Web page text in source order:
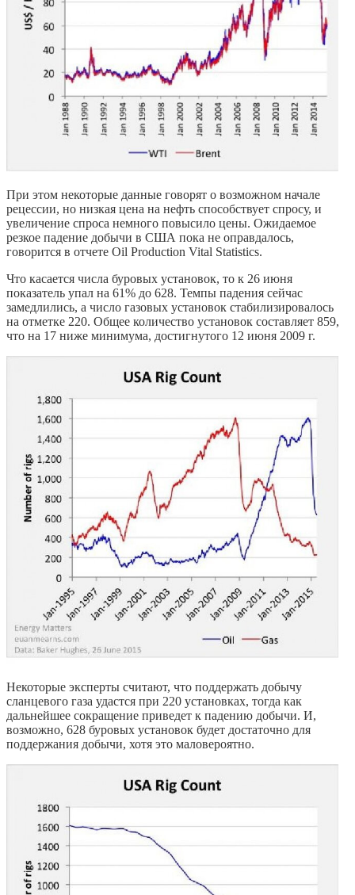
При этом некоторые данные говорят о возможном начале
рецессии, но низкая цена на нефть способствует спросу, и
увеличение спроса немного повысило цены. Ожидаемое
резкое падение добычи в США пока не оправдалось,
говорится в отчете Oil Production Vital Statistics.
Что касается числа буровых установок, то к 26 июня
показатель упал на 61% до 628. Темпы падения сейчас
замедлились, а число газовых установок стабилизировалось
на отметке 220. Общее количество установок составляет 859,
что на 17 ниже минимума, достигнутого 12 июня 2009 г.
Некоторые эксперты считают, что поддержать добычу
сланцевого газа удастся при 220 установках, тогда как
дальнейшее сокращение приведет к падению добычи. И,
возможно, 628 буровых установок будет достаточно для
поддержания добычи, хотя это маловероятно.